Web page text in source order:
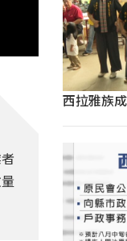
西拉雅族